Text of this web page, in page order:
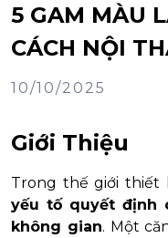
5 GAM MÀU
CÁCH NỘI
10/10/2025
Giới Thiệu
Trong thế giới thiết
yếu tố quyết định
không gian. Một